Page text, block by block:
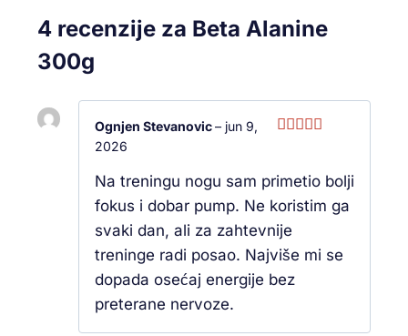
4 recenzije za Beta Alanine
300g
Ognjen Stevanovic– jun 9,
2026
Na treningu nogu sam primetio bolji
fokus i dobar pump. Ne koristim ga
svaki dan, ali za zahtevnije
treninge radi posao. Najviše mi se
dopada osećaj energije bez
preterane nervoze.